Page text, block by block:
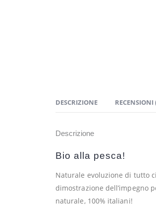
DESCRIZIONE RECENSIONI
Descrizione
Bio alla pesca!
Naturale evoluzione di tutto
dimostrazione dell’impegno
naturale, 100% italiani!